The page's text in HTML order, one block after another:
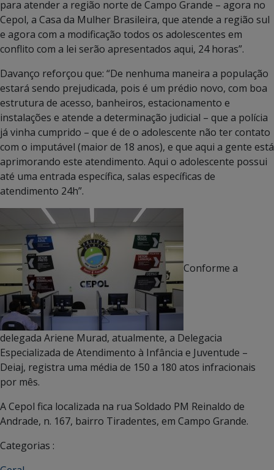
para atender a região norte de Campo Grande – agora no
Cepol, a Casa da Mulher Brasileira, que atende a região sul
e agora com a modificação todos os adolescentes em
conflito com a lei serão apresentados aqui, 24 horas”.
Davanço reforçou que: “De nenhuma maneira a população
estará sendo prejudicada, pois é um prédio novo, com boa
estrutura de acesso, banheiros, estacionamento e
instalações e atende a determinação judicial – que a polícia
já vinha cumprido – que é de o adolescente não ter contato
com o imputável (maior de 18 anos), e que aqui a gente está
aprimorando este atendimento. Aqui o adolescente possui
até uma entrada específica, salas específicas de
atendimento 24h”.
Conforme a
delegada Ariene Murad, atualmente, a Delegacia
Especializada de Atendimento à Infância e Juventude –
Deiaj, registra uma média de 150 a 180 atos infracionais
por mês.
A Cepol fica localizada na rua Soldado PM Reinaldo de
Andrade, n. 167, bairro Tiradentes, em Campo Grande.
Categorias :